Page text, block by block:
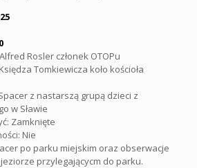
Rosler członek OTOPu
Tomkiewicza koło kościoła
z nastarszą grupą dzieci z
w Sławie
Zamknięte
Nie
po parku miejskim oraz obserwacje
przylegającycm do parku.